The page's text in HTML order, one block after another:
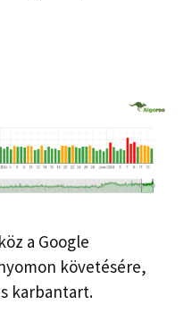
a Google
követésére,
karbantart.